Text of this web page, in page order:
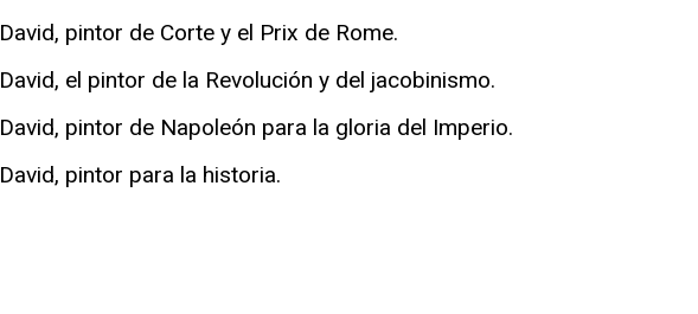
David, pintor de Corte y el Prix de Rome.
David, el pintor de la Revolución y del jacobinismo.
David, pintor de Napoleón para la gloria del Imperio.
David, pintor para la historia.